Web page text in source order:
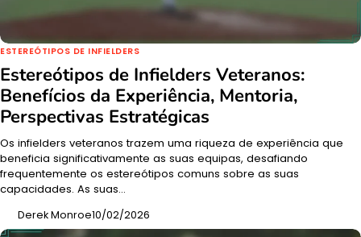
ESTEREÓTIPOS DE INFIELDERS
Estereótipos de Infielders Veteranos:
Benefícios da Experiência, Mentoria,
Perspectivas Estratégicas
Os infielders veteranos trazem uma riqueza de experiência que
beneficia significativamente as suas equipas, desafiando
frequentemente os estereótipos comuns sobre as suas
capacidades. As suas…
Derek Monroe10/02/2026